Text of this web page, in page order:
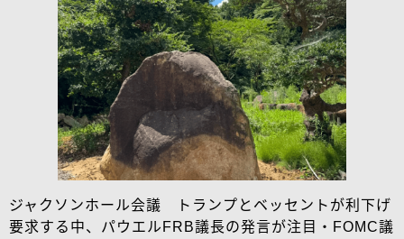
ジャクソンホール会議 トランプとベッセントが利下げ
要求する中、パウエルFRB議長の発言が注目・FOMC議